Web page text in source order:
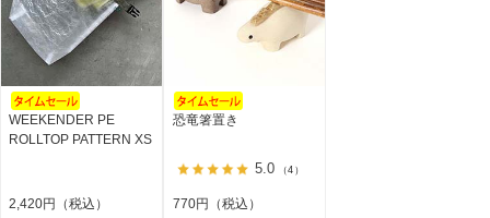
WEEKENDER PE
ROLLTOP PATTERN XS
2,420円（税込）
恐竜箸置き
5.0 （4）
770円（税込）